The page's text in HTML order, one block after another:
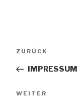
Vorheriger
ZURÜCK
IMPRESSUM
Nächster
WEITER